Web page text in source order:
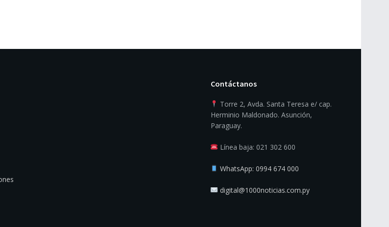
Contáctanos
Torre 2, Avda. Santa Teresa e/ cap.
Herminio Maldonado. Asunción,
Paraguay.
Línea baja: 021 302 600
WhatsApp: 0994 674 000
digital@1000noticias.com.py